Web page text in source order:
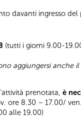
davanti ingresso del
(tutti i giorni 9.00-
aggiungersi anche
prenotata, è
ore 8.30 – 17.00/
alle 19.00)